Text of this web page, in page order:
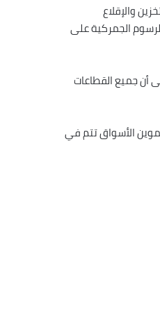
والإقلاع
الجمركية على
أن جميع القطاعات
تموين الأسواق تتم في